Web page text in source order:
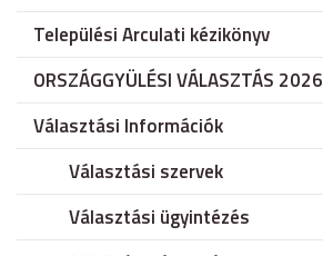
Települési Arculati kézikönyv
ORSZÁGGYÜLÉSI VÁLASZTÁS 2026
Választási Információk
Választási szervek
Választási ügyintézés